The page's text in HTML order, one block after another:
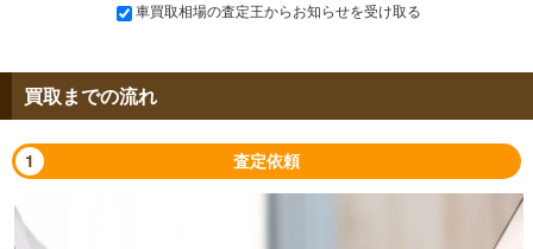
車買取相場の査定王からお知らせを受け取る
買取までの流れ
1 査定依頼